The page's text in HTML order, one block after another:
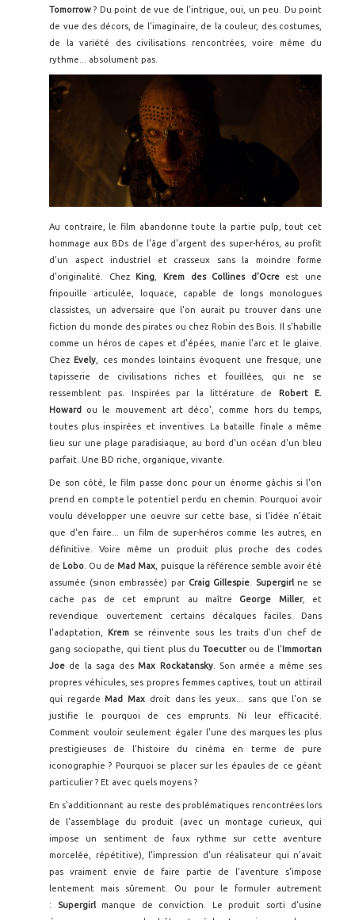
Tomorrow ? Du point de vue de l'intrigue, oui, un peu. Du point
de vue des décors, de l'imaginaire, de la couleur, des costumes,
de la variété des civilisations rencontrées, voire même du
rythme... absolument pas.
Au contraire, le film abandonne toute la partie pulp, tout cet
hommage aux BDs de l'âge d'argent des super-héros, au profit
d'un aspect industriel et crasseux sans la moindre forme
d'originalité. Chez
King, Krem des Collines d'Ocreest une
fripouille articulée, loquace, capable de longs monologues
classistes, un adversaire que l'on aurait pu trouver dans une
fiction du monde des pirates ou chez Robin des Bois. Il s'habille
comme un héros de capes et d'épées, manie l'arc et le glaive.
Chez Evely, ces mondes lointains évoquent une fresque, une
tapisserie de civilisations riches et fouillées, qui ne se
ressemblent pas. Inspirées par la littérature de
Robert E.
Howard ou le mouvement art déco', comme hors du temps,
toutes plus inspirées et inventives. La bataille finale a même
lieu sur une plage paradisiaque, au bord d'un océan d'un bleu
parfait. Une BD riche, organique, vivante.
De son côté, le film passe donc pour un énorme gâchis si l'on
prend en compte le potentiel perdu en chemin. Pourquoi avoir
voulu développer une oeuvre sur cette base, si l'idée n'était
que d'en faire... un film de super-héros comme les autres, en
définitive. Voire même un produit plus proche des codes
de Lobo. Ou deMad Max, puisque la référence semble avoir été
assumée (sinon embrassée) par Craig Gillespie. Supergirlne se
cache pas de cet emprunt au maître George Miller, et
revendique ouvertement certains décalques faciles. Dans
l'adaptation,
Krem se réinvente sous les traits d'un chef de
gang sociopathe, qui tient plus du Toecutterou de l' Immortan
Joe de la saga desMax Rockatansky. Son armée a même ses
propres véhicules, ses propres femmes captives, tout un attirail
qui regardeMad Max droit dans les yeux... sans que l'on se
justifie le pourquoi de ces emprunts. Ni leur efficacité.
Comment vouloir seulement égaler l'une des marques les plus
prestigieuses de l'histoire du cinéma en terme de pure
iconographie ? Pourquoi se placer sur les épaules de ce géant
particulier ? Et avec quels moyens ?
En s'additionnant au reste des problématiques rencontrées lors
de l'assemblage du produit (avec un montage curieux, qui
impose un sentiment de faux rythme sur cette aventure
morcelée, répétitive), l'impression d'un réalisateur qui n'avait
pas vraiment envie de faire partie de l'aventure s'impose
lentement mais sûrement. Ou pour le formuler autrement
: Supergirlmanque de conviction. Le produit sorti d'usine